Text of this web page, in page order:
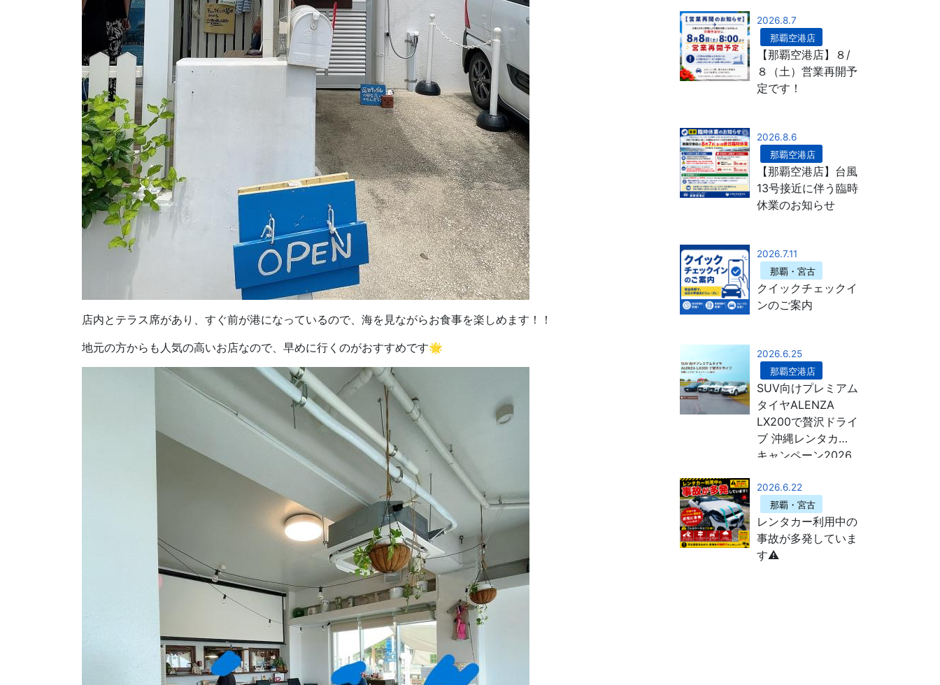
店内とテラス席があり、すぐ前が港になっているので、海を見ながらお食事を楽しめます！！
地元の方からも人気の高いお店なので、早めに行くのがおすすめです🌟
2026.8.7
那覇空港店
【那覇空港店】８/
８（土）営業再開予
定です！
2026.8.6
那覇空港店
【那覇空港店】台風
13号接近に伴う臨時
休業のお知らせ
2026.7.11
那覇・宮古
クイックチェックイ
ンのご案内
2026.6.25
那覇空港店
SUV向けプレミアム
タイヤALENZA
LX200で贅沢ドライ
ブ 沖縄レンタカー
キャンペーン2026
2026.6.22
那覇・宮古
レンタカー利用中の
事故が多発していま
す⚠️